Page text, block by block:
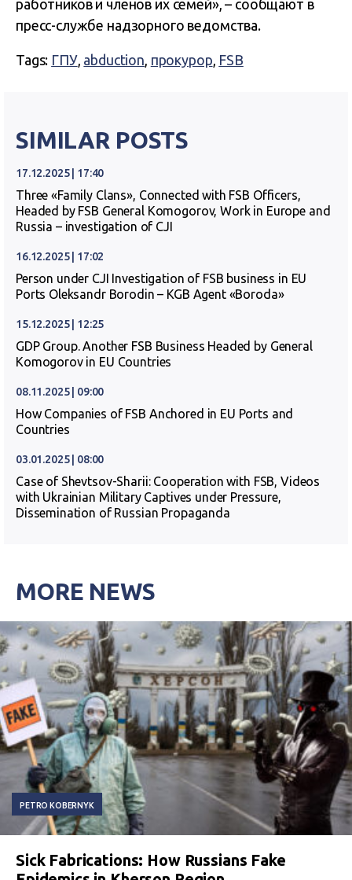
работников и членов их семей», – сообщают в
пресс-службе надзорного ведомства.
Tags: ГПУ, abduction, прокурор, FSB
SIMILAR POSTS
17.12.2025 | 17:40
Three «Family Clans», Connected with FSB Officers,
Headed by FSB General Komogorov, Work in Europe and
Russia – investigation of CJI
16.12.2025 | 17:02
Person under CJI Investigation of FSB business in EU
Ports Oleksandr Borodin – KGB Agent «Boroda»
15.12.2025 | 12:25
GDP Group. Another FSB Business Headed by General
Komogorov in EU Countries
08.11.2025 | 09:00
How Companies of FSB Anchored in EU Ports and
Countries
03.01.2025 | 08:00
Case of Shevtsov-Sharii: Cooperation with FSB, Videos
with Ukrainian Military Captives under Pressure,
Dissemination of Russian Propaganda
MORE NEWS
PETRO KOBERNYK
Sick Fabrications: How Russians Fake